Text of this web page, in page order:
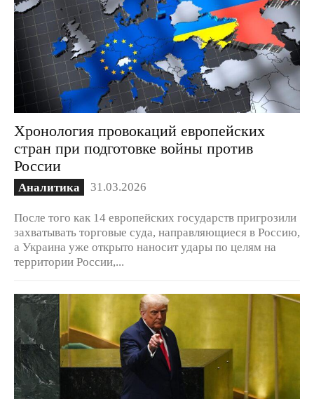
Хронология провокаций европейских
стран при подготовке войны против
России
Аналитика 31.03.2026
После того как 14 европейских государств пригрозили
захватывать торговые суда, направляющиеся в Россию,
а Украина уже открыто наносит удары по целям на
территории России,...